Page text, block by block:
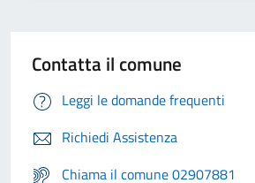
Contatta il comune
Leggi le domande frequenti
Richiedi Assistenza
Chiama il comune 02907881